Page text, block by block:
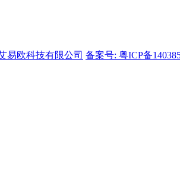
易欧科技有限公司 备案号: 粤ICP备